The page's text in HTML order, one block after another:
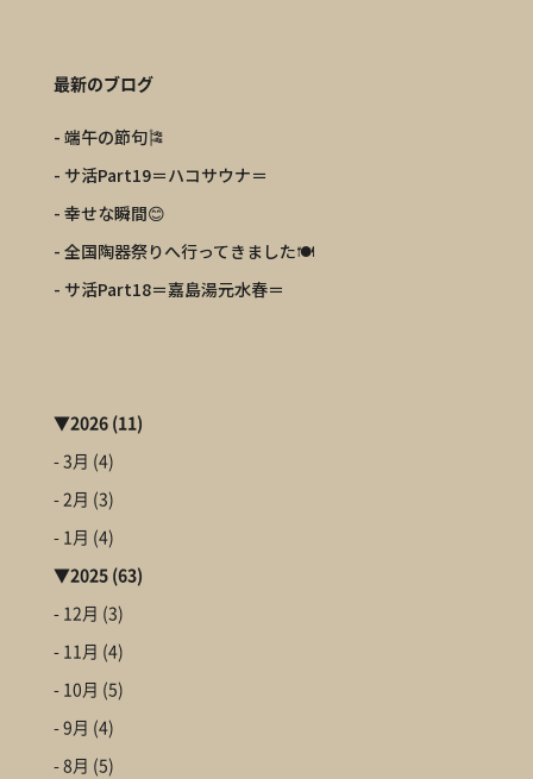
最新のブログ
- 端午の節句🎏
- サ活Part19＝ハコサウナ＝
- 幸せな瞬間😊
- 全国陶器祭りへ行ってきました🍽️
- サ活Part18＝嘉島湯元水春＝
▼2026(11)
- 3月 (4)
- 2月 (3)
- 1月 (4)
▼2025(63)
- 12月 (3)
- 11月 (4)
- 10月 (5)
- 9月 (4)
- 8月 (5)